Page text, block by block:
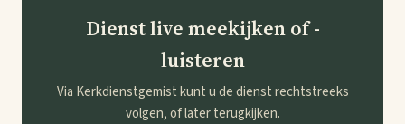
Dienst live meekijken of -
luisteren
Via Kerkdienstgemist kunt u de dienst rechtstreeks
volgen, of later terugkijken.